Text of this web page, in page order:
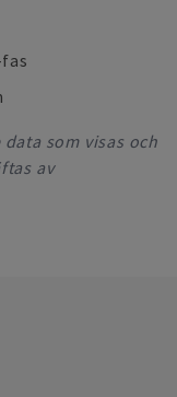
som visas och
av